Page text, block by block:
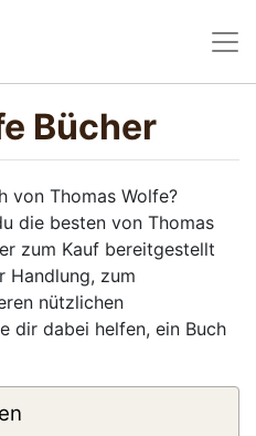
Bücher
von Thomas Wolfe?
die besten von Thomas
zum Kauf bereitgestellt
Handlung, zum
nützlichen
dir dabei helfen, ein Buch